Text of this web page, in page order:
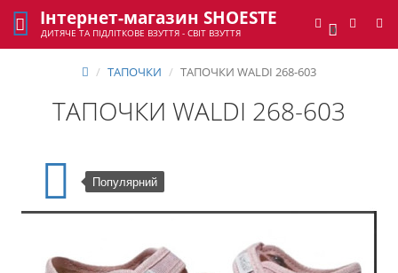
0
Інтернет-магазин SHOESTE
ДИТЯЧЕ ТА ПІДЛІТКОВЕ ВЗУТТЯ - СВІТ ВЗУТТЯ
ТАПОЧКИ ТАПОЧКИ WALDI 268-603
ТАПОЧКИ WALDI 268-603
Популярний